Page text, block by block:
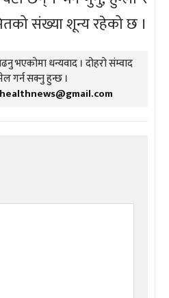
संख्या शून्य रहेको छ ।
भएकोमा धन्यवाद । दोहरो संम्वाद
गर्न सक्नु हुन्छ ।